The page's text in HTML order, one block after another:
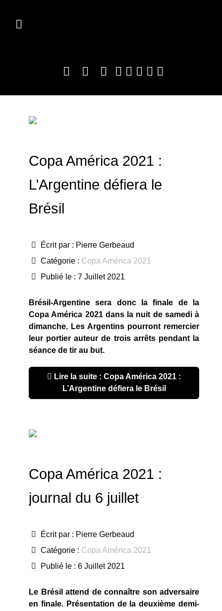
Copa América 2021 :
L’Argentine défiera le
Brésil
Écrit par : Pierre Gerbeaud
Catégorie : Copa América 2021
Publié le : 7 Juillet 2021
Brésil-Argentine sera donc la finale de la
Copa América 2021 dans la nuit de samedi à
dimanche. Les Argentins pourront remercier
leur portier auteur de trois arrêts pendant la
séance de tir au but.
Lire la suite : Copa América 2021 :
L’Argentine défiera le Brésil
Copa América 2021 :
journal du 6 juillet
Écrit par : Pierre Gerbeaud
Catégorie : Copa América 2021
Publié le : 6 Juillet 2021
Le Brésil attend de connaître son adversaire
en finale. Présentation de la deuxième demi-